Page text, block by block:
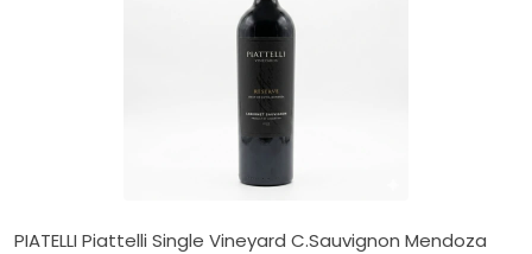
PIATELLI Piattelli Single Vineyard C.Sauvignon Mendoza